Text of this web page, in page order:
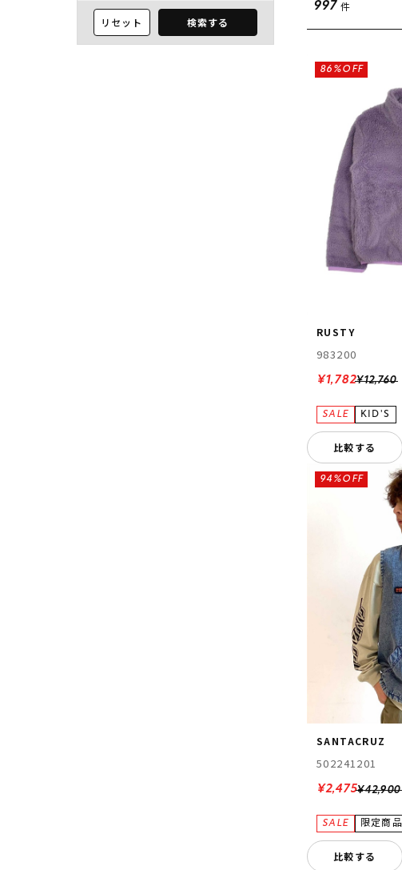
997 件
RUSTY
983200
¥12,760
86%OFF
¥1,782
比較する
SANTACRUZ
502241201
¥42,900
94%OFF
¥2,475
比較する
リセット 検索する